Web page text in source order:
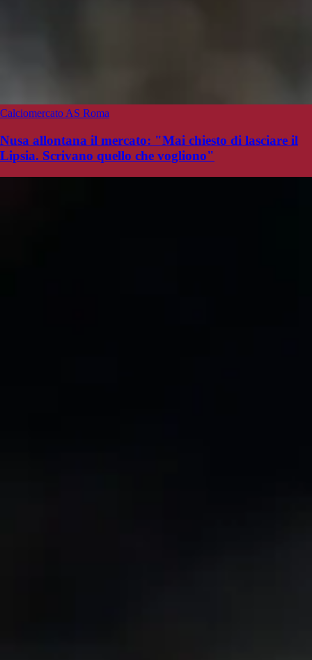
Calciomercato AS Roma
Nusa allontana il mercato: "Mai chiesto di lasciare il
Lipsia. Scrivano quello che vogliono"